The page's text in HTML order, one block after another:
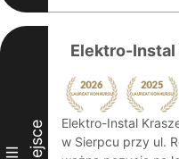
III
Elektro-Instal
Elektro-Instal
w Sierpcu przy ul.